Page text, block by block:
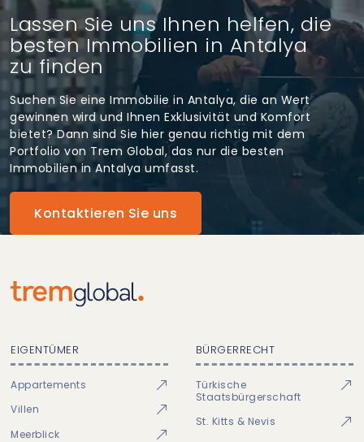
Lassen Sie uns Ihnen helfen, die
besten Immobilien in Antalya
zu finden
Suchen Sie eine Immobilie in Antalya, die an Wert
gewinnen wird und Ihnen Exklusivität und Komfort
bietet? Dann sind Sie hier genau richtig mit dem
Portfolio von Trem Global, das nur die besten
Immobilien in Antalya umfasst.
Kontaktieren Sie uns
EIGENTÜMER
Appartements
Villen
Meerblick
BÜRGERRECHT
Türkische
Staatsbürgerschaft
St. Kitts & Nevis